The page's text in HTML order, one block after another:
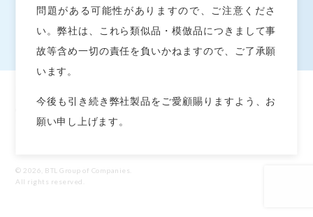
ます。製品、生産方法及び使用方法はアメリカ合衆国及びその他の国において、申請
EMTONE™, EMBODY®, and HIFEM®はEM™タイプのBTL製品グループに含まれ
© 2026, BTL Group of Companies.
All rights reserved.
問題がある可能性がありますので、ご注意くださ
い。弊社は、これら類似品・模倣品につきまして事
故等含め一切の責任を負いかねますので、ご了承願
います。
今後も引き続き弊社製品をご愛顧賜りますよう、お
願い申し上げます。